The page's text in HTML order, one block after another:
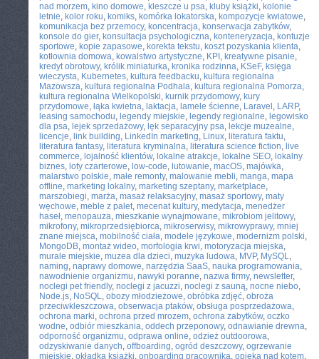
nad morzem, kino domowe, kleszcze u psa, kluby książki, kolonie
letnie, kolor roku, komiks, komórka lokatorska, kompozycje kwiatowe,
komunikacja bez przemocy, koncentracja, konserwacja zabytków,
konsole do gier, konsultacja psychologiczna, konteneryzacja, kontuzje
sportowe, kopie zapasowe, korekta tekstu, koszt pozyskania klienta,
kotłownia domowa, kowalstwo artystyczne, KPI , kreatywne pisanie,
kredyt obrotowy, królik miniaturka, kronika rodzinna, KSeF, księga
wieczysta, Kubernetes, kultura feedbacku, kultura regionalna
Mazowsza, kultura regionalna Podhala, kultura regionalna Pomorza,
kultura regionalna Wielkopolski, kurnik przydomowy, kury
przydomowe, łąka kwietna, laktacja, lamele ścienne, Laravel , LARP,
leasing samochodu, legendy miejskie, legendy regionalne, legowisko
dla psa, lejek sprzedażowy, lęk separacyjny psa, lekcje muzealne,
licencje, link building, LinkedIn marketing, Linux, literatura faktu,
literatura fantasy, literatura kryminalna, literatura science fiction, live
commerce, lojalność klientów, lokalne atrakcje, lokalne SEO, lokalny
biznes, loty czarterowe, low-code, lutowanie, macOS, majówka,
malarstwo polskie, małe remonty, malowanie mebli, manga, mapa
offline, marketing lokalny, marketing szeptany, marketplace,
marszobiegi, marża, masaż relaksacyjny, masaż sportowy, maty
węchowe, meble z palet, mecenat kultury, medytacja, menedżer
haseł, menopauza, mieszkanie wynajmowane, mikrobiom jelitowy,
mikrofony, mikroprzedsiębiorca, mikroserwisy, mikrowyprawy, mniej
znane miejsca, mobilność ciała, modele językowe, modernizm polski,
MongoDB, montaż wideo, morfologia krwi, motoryzacja miejska,
murale miejskie, muzea dla dzieci, muzyka ludowa, MVP, MySQL,
naming, naprawy domowe, narzędzia SaaS, nauka programowania,
nawodnienie organizmu, nawyki poranne, nazwa firmy, newsletter,
noclegi pet friendly, noclegi z jacuzzi, noclegi z sauną, nocne niebo,
Node.js, NoSQL, obozy młodzieżowe, obróbka zdjęć, obroża
przeciwkleszczowa, obserwacja ptaków, obsługa posprzedażowa,
ochrona marki, ochrona przed mrozem, ochrona zabytków, oczko
wodne, odbiór mieszkania, oddech przeponowy, odnawianie drewna,
odporność organizmu, odprawa online, odzież outdoorowa,
odzyskiwanie danych, offboarding, ogród deszczowy, ogrzewanie
miejskie, okładka książki, onboarding pracownika, opieka nad kotem,